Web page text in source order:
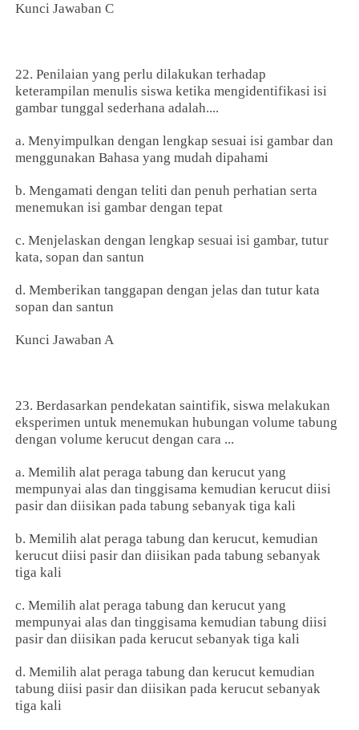
Kunci Jawaban C
22. Penilaian yang perlu dilakukan terhadap
keterampilan menulis siswa ketika mengidentifikasi isi
gambar tunggal sederhana adalah....
a. Menyimpulkan dengan lengkap sesuai isi gambar dan
menggunakan Bahasa yang mudah dipahami
b. Mengamati dengan teliti dan penuh perhatian serta
menemukan isi gambar dengan tepat
c. Menjelaskan dengan lengkap sesuai isi gambar, tutur
kata, sopan dan santun
d. Memberikan tanggapan dengan jelas dan tutur kata
sopan dan santun
Kunci Jawaban A
23. Berdasarkan pendekatan saintifik, siswa melakukan
eksperimen untuk menemukan hubungan volume tabung
dengan volume kerucut dengan cara ...
a. Memilih alat peraga tabung dan kerucut yang
mempunyai alas dan tinggisama kemudian kerucut diisi
pasir dan diisikan pada tabung sebanyak tiga kali
b. Memilih alat peraga tabung dan kerucut, kemudian
kerucut diisi pasir dan diisikan pada tabung sebanyak
tiga kali
c. Memilih alat peraga tabung dan kerucut yang
mempunyai alas dan tinggisama kemudian tabung diisi
pasir dan diisikan pada kerucut sebanyak tiga kali
d. Memilih alat peraga tabung dan kerucut kemudian
tabung diisi pasir dan diisikan pada kerucut sebanyak
tiga kali